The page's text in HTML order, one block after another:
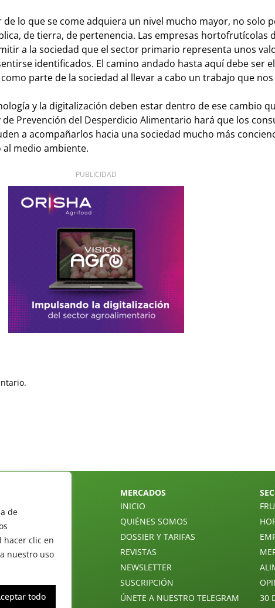
de
hacer clic en
nuestro uso
todo
lo que se come adquiera un nivel mucho mayor, no solo
de tierra, de pertenencia. Las empresas hortofrutícolas
a la sociedad que el sector primario representa unos
identificados. El camino andado hasta aquí debe ser
parte de la sociedad al llevar a cabo un trabajo que
y la digitalización deben estar dentro de ese cambio
Prevención del Desperdicio Alimentario hará que los
a acompañarlos hacia una sociedad mucho más
medio ambiente.
PUBLICIDAD
MERCADOS
INICIO
QUIÉNES SOMOS
DOSSIER Y TARIFAS
REVISTAS
NEWSLETTER
SUSCRIPCIÓN
ÚNETE A NUESTRO TELEGRAM
30